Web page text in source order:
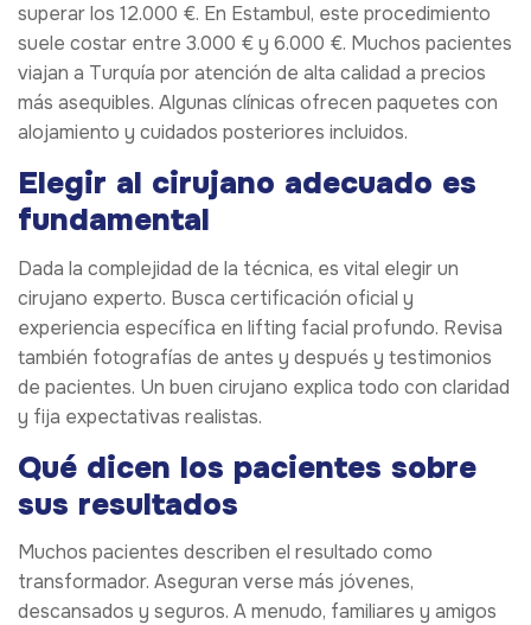
superar los 12.000 €. En Estambul, este procedimiento
suele costar entre 3.000 € y 6.000 €. Muchos pacientes
viajan a Turquía por atención de alta calidad a precios
más asequibles. Algunas clínicas ofrecen paquetes con
alojamiento y cuidados posteriores incluidos.
Elegir al cirujano adecuado es
fundamental
Dada la complejidad de la técnica, es vital elegir un
cirujano experto. Busca certificación oficial y
experiencia específica en lifting facial profundo. Revisa
también fotografías de antes y después y testimonios
de pacientes. Un buen cirujano explica todo con claridad
y fija expectativas realistas.
Qué dicen los pacientes sobre
sus resultados
Muchos pacientes describen el resultado como
transformador. Aseguran verse más jóvenes,
descansados y seguros. A menudo, familiares y amigos